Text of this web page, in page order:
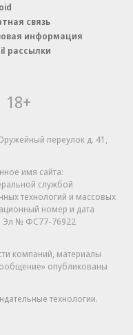
связь
информация
рассылки
18+
переулок д. 41,
имя сайта:
службой
технологий и массовых
номер и дата
Эл № ФС77-76922
компаний, материалы
опубликованы
технологии.